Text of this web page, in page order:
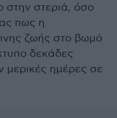
στην στεριά, όσο
πως η
ζωής στο βωμό
δεκάδες
μερικές ημέρες σε